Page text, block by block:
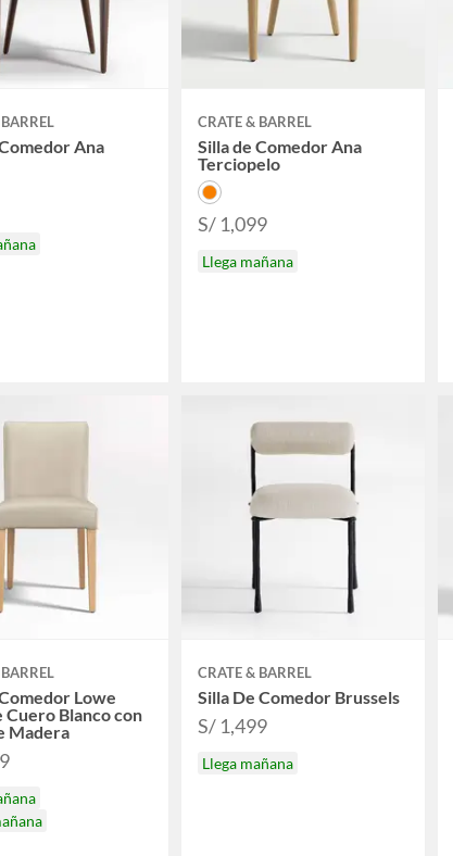
Ana
CRATE & BARREL
Silla de Comedor Ana
Terciopelo
S/ 1,099
Llega mañana
Lowe
Cuero Blanco con
Madera
CRATE & BARREL
Silla De Comedor Brussels
S/ 1,499
Llega mañana